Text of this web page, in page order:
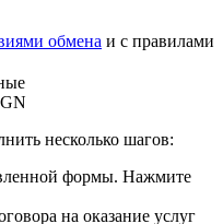
обмена и с правилами
несколько шагов:
формы. Нажмите
на оказание услуг